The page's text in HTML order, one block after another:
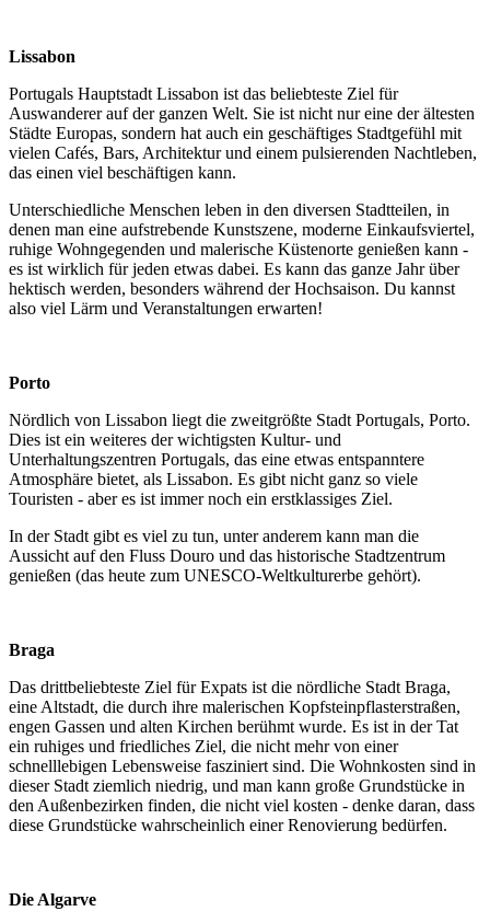
Lissabon
Portugals Hauptstadt Lissabon ist das beliebteste Ziel für
Auswanderer auf der ganzen Welt. Sie ist nicht nur eine der ältesten
Städte Europas, sondern hat auch ein geschäftiges Stadtgefühl mit
vielen Cafés, Bars, Architektur und einem pulsierenden Nachtleben,
das einen viel beschäftigen kann.
Unterschiedliche Menschen leben in den diversen Stadtteilen, in
denen man eine aufstrebende Kunstszene, moderne Einkaufsviertel,
ruhige Wohngegenden und malerische Küstenorte genießen kann -
es ist wirklich für jeden etwas dabei. Es kann das ganze Jahr über
hektisch werden, besonders während der Hochsaison. Du kannst
also viel Lärm und Veranstaltungen erwarten!
Porto
Nördlich von Lissabon liegt die zweitgrößte Stadt Portugals, Porto.
Dies ist ein weiteres der wichtigsten Kultur- und
Unterhaltungszentren Portugals, das eine etwas entspanntere
Atmosphäre bietet, als Lissabon. Es gibt nicht ganz so viele
Touristen - aber es ist immer noch ein erstklassiges Ziel.
In der Stadt gibt es viel zu tun, unter anderem kann man die
Aussicht auf den Fluss Douro und das historische Stadtzentrum
genießen (das heute zum UNESCO-Weltkulturerbe gehört).
Braga
Das drittbeliebteste Ziel für Expats ist die nördliche Stadt Braga,
eine Altstadt, die durch ihre malerischen Kopfsteinpflasterstraßen,
engen Gassen und alten Kirchen berühmt wurde. Es ist in der Tat
ein ruhiges und friedliches Ziel, die nicht mehr von einer
schnelllebigen Lebensweise fasziniert sind. Die Wohnkosten sind in
dieser Stadt ziemlich niedrig, und man kann große Grundstücke in
den Außenbezirken finden, die nicht viel kosten - denke daran, dass
diese Grundstücke wahrscheinlich einer Renovierung bedürfen.
Die Algarve